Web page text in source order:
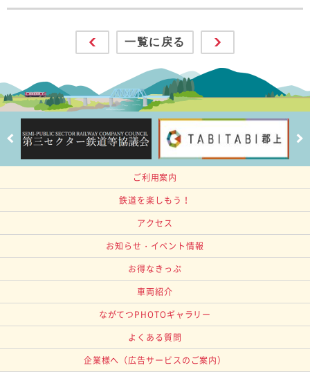
一覧に戻る
ご利用案内
鉄道を楽しもう！
アクセス
お知らせ・イベント情報
お得なきっぷ
車両紹介
ながてつPHOTOギャラリー
よくある質問
企業様へ （広告サービスのご案内）